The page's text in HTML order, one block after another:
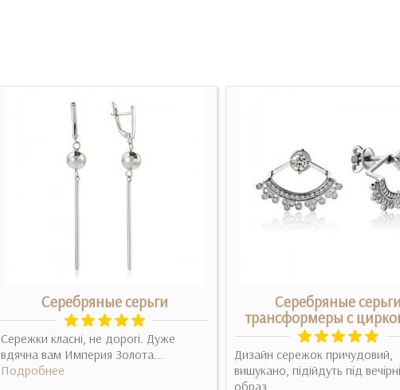
Серебряные серьги
Сережки класні, не дорогі. Дуже
вдячна вам Империя Золота...
Подробнее
Серебряные серьги
трансформеры с
Дизайн сережок причудовий,
вишукано, підійдуть під
образ. ..